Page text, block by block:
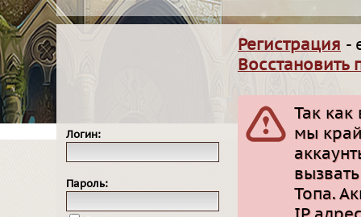
Логин:
Пароль:
Регистрация -
Восстановить
Так как
мы
Топа.